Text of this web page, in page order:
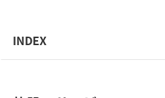
INDEX